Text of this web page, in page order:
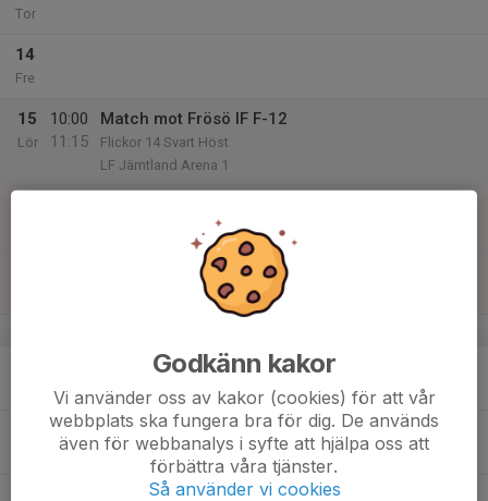
Tor
14
Fre
15
Lör
10:00
11:15
Match mot Frösö IF F-12
Flickor 14 Svart Höst
LF Jämtland Arena 1
18:00
Träning
Jämtkraft B
18:00
19:15
Träning
Jämtkraft B
Godkänn kakor
Vi använder oss av kakor (cookies) för att vår
webbplats ska fungera bra för dig. De används
även för webbanalys i syfte att hjälpa oss att
förbättra våra tjänster.
Så använder vi cookies